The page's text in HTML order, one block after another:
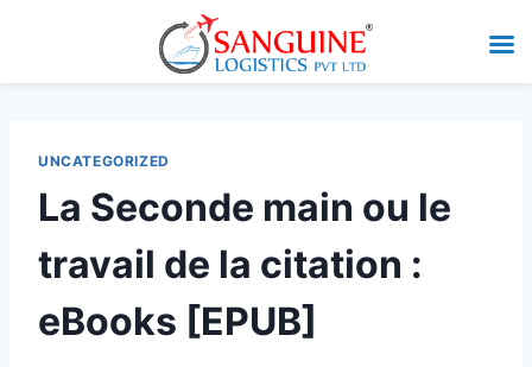
UNCATEGORIZED
La Seconde main ou le
travail de la citation :
eBooks [EPUB]